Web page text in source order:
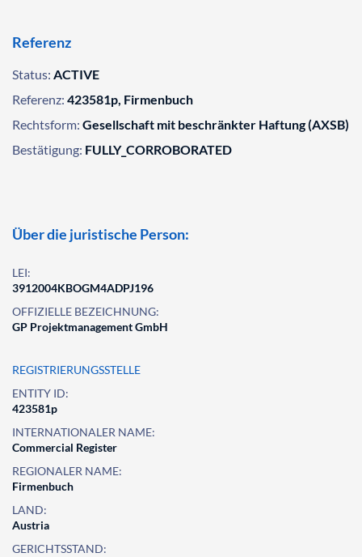
Referenz
Status: ACTIVE
Referenz: 423581p, Firmenbuch
Rechtsform: Gesellschaft mit beschränkter Haftung (AXSB)
Bestätigung: FULLY_CORROBORATED
Über die juristische Person:
LEI:
3912004KBOGM4ADPJ196
OFFIZIELLE BEZEICHNUNG:
GP Projektmanagement GmbH
REGISTRIERUNGSSTELLE
ENTITY ID:
423581p
INTERNATIONALER NAME:
Commercial Register
REGIONALER NAME:
Firmenbuch
LAND:
Austria
GERICHTSSTAND: